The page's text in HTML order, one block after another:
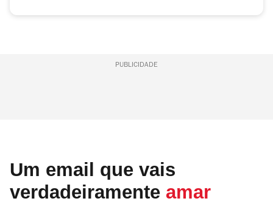
PUBLICIDADE
Um email que vais
verdadeiramente amar